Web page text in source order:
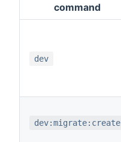
command
dev
dev:migrate:create